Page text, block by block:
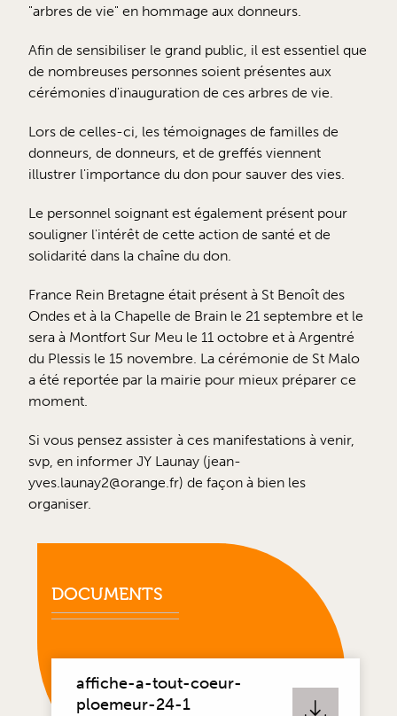
"arbres de vie" en hommage aux donneurs.
Afin de sensibiliser le grand public, il est essentiel que
de nombreuses personnes soient présentes aux
cérémonies d'inauguration de ces arbres de vie.
Lors de celles-ci, les témoignages de familles de
donneurs, de donneurs, et de greffés viennent
illustrer l'importance du don pour sauver des vies.
Le personnel soignant est également présent pour
souligner l'intérêt de cette action de santé et de
solidarité dans la chaîne du don.
France Rein Bretagne était présent à St Benoît des
Ondes et à la Chapelle de Brain le 21 septembre et le
sera à Montfort Sur Meu le 11 octobre et à Argentré
du Plessis le 15 novembre. La cérémonie de St Malo
a été reportée par la mairie pour mieux préparer ce
moment.
Si vous pensez assister à ces manifestations à venir,
svp, en informer JY Launay (jean-
yves.launay2@orange.fr) de façon à bien les
organiser.
DOCUMENTS
affiche-a-tout-coeur-
ploemeur-24-1